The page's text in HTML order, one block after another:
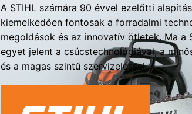
A STIHL számára 90 évvel ezelőtti
kiemelkedően fontosak a forradalmi
megoldások és az innovatív ötletek. Ma a
egyet jelent a csúcstechnológiával, a
és a magas szintű szervizeléssel.